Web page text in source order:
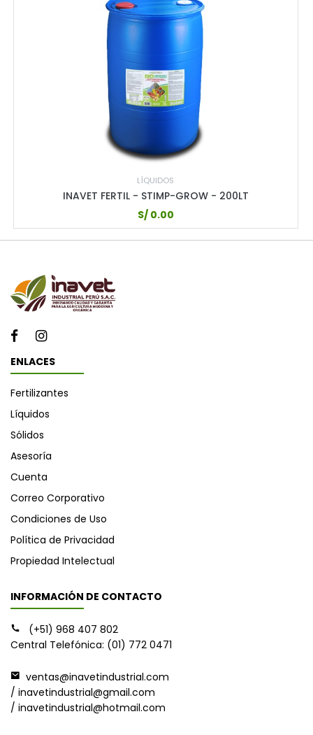
LÍQUIDOS
INAVET FERTIL - STIMP-GROW - 200LT
S/ 0.00
ENLACES
Fertilizantes
Líquidos
Sólidos
Asesoría
Cuenta
Correo Corporativo
Condiciones de Uso
Política de Privacidad
Propiedad Intelectual
INFORMACIÓN DE CONTACTO
(+51) 968 407 802
Central Telefónica: (01) 772 0471
ventas@inavetindustrial.com
/ inavetindustrial@gmail.com
/ inavetindustrial@hotmail.com